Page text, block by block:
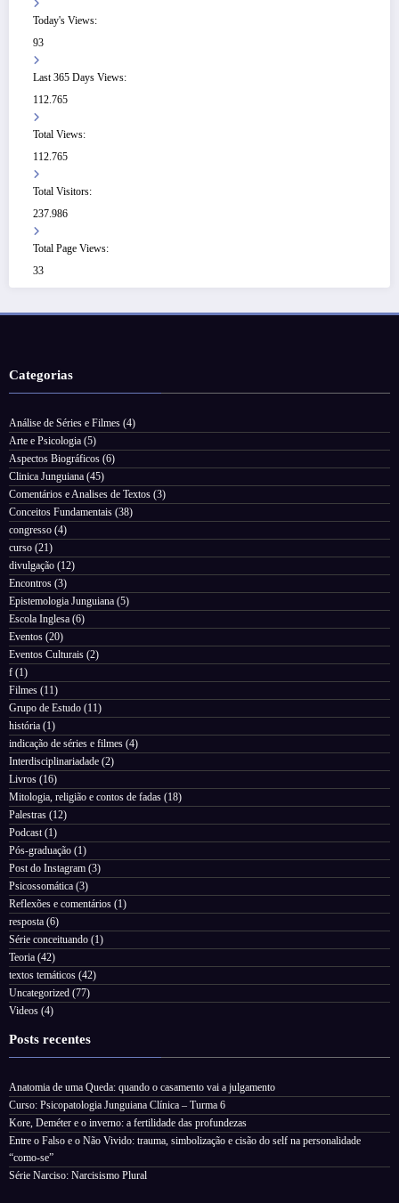
Today's Views:
93
Last 365 Days Views:
112.765
Total Views:
112.765
Total Visitors:
237.986
Total Page Views:
33
Categorias
Análise de Séries e Filmes (4)
Arte e Psicologia (5)
Aspectos Biográficos (6)
Clinica Junguiana (45)
Comentários e Analises de Textos (3)
Conceitos Fundamentais (38)
congresso (4)
curso (21)
divulgação (12)
Encontros (3)
Epistemologia Junguiana (5)
Escola Inglesa (6)
Eventos (20)
Eventos Culturais (2)
f (1)
Filmes (11)
Grupo de Estudo (11)
história (1)
indicação de séries e filmes (4)
Interdisciplinariadade (2)
Livros (16)
Mitologia, religião e contos de fadas (18)
Palestras (12)
Podcast (1)
Pós-graduação (1)
Post do Instagram (3)
Psicossomática (3)
Reflexões e comentários (1)
resposta (6)
Série conceituando (1)
Teoria (42)
textos temáticos (42)
Uncategorized (77)
Videos (4)
Posts recentes
Anatomia de uma Queda: quando o casamento vai a julgamento
Curso: Psicopatologia Junguiana Clínica – Turma 6
Kore, Deméter e o inverno: a fertilidade das profundezas
Entre o Falso e o Não Vivido: trauma, simbolização e cisão do self na personalidade
“como-se”
Série Narciso: Narcisismo Plural